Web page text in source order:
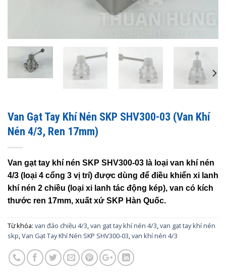
Van Gạt Tay Khí Nén SKP SHV300-03 (Van Khí
Nén 4/3, Ren 17mm)
Van gạt tay khí nén SKP SHV300-03 là loại van khí nén
4/3 (loại 4 cổng 3 vị trí) được dùng để điều khiển xi lanh
khí nén 2 chiều (loại xi lanh tác động kép), van có kích
thước ren 17mm, xuất xứ SKP Hàn Quốc.
Từ khóa: van đảo chiều 4/3,van gạt tay khí nén 4/3,van gạt tay khí nén
skp,Van Gạt Tay Khí Nén SKP SHV300-03,van khí nén 4/3